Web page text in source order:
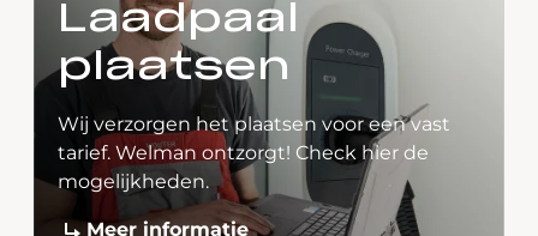
Laadpaal
plaatsen
Wij verzorgen het plaatsen voor een vast
tarief. Welman ontzorgt! Check hier de
mogelijkheden.
Meer informatie